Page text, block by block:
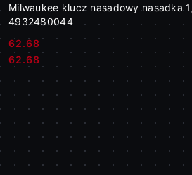
Milwaukee klucz nasadowy nasadka
4932480044
Cena:
62.68
Cena:
62.68